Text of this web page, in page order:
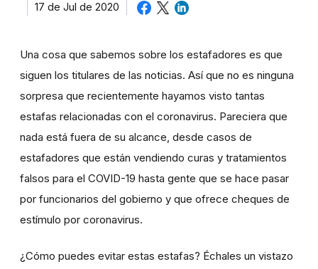
17 de Jul de 2020
Una cosa que sabemos sobre los estafadores es que
siguen los titulares de las noticias. Así que no es ninguna
sorpresa que recientemente hayamos visto tantas
estafas relacionadas con el coronavirus. Pareciera que
nada está fuera de su alcance, desde casos de
estafadores que están vendiendo curas y tratamientos
falsos para el COVID-19 hasta gente que se hace pasar
por funcionarios del gobierno y que ofrece cheques de
estímulo por coronavirus.
¿Cómo puedes evitar estas estafas? Échales un vistazo